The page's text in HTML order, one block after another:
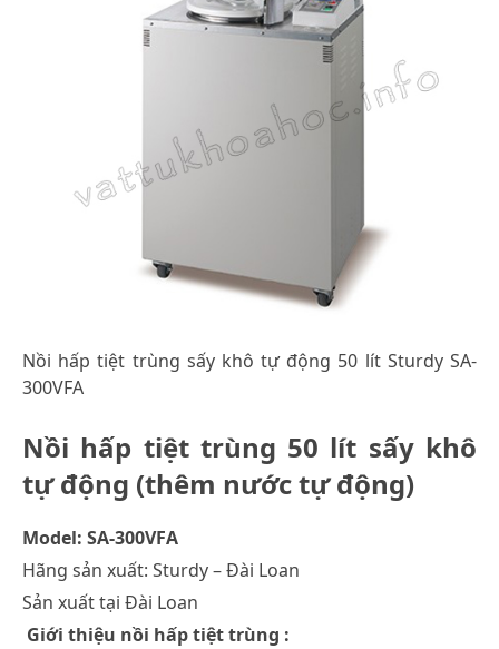
Nồi hấp tiệt trùng sấy khô tự động 50 lít Sturdy SA-
300VFA
Nồi hấp tiệt trùng 50 lít sấy khô
tự động (thêm nước tự động)
Model: SA-300VFA
Hãng sản xuất: Sturdy – Đài Loan
Sản xuất tại Đài Loan
Giới thiệu nồi hấp tiệt trùng :